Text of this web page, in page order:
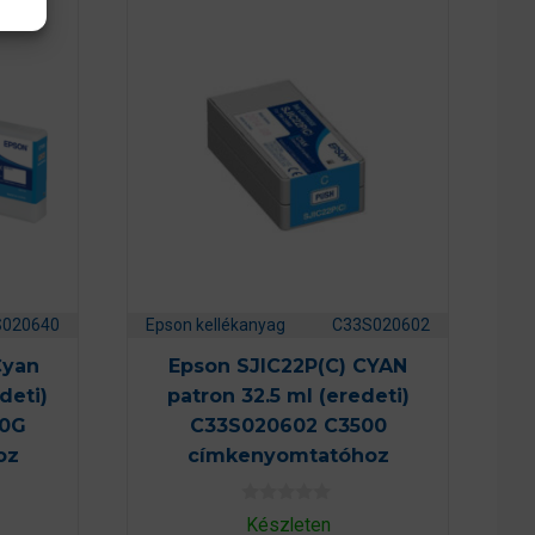
Epson kellékanyag C33S020602
Epson SJIC22P(C) CYAN
patron 32.5 ml (eredeti)
C33S020602 C3500
címkenyomtatóhoz
0Készleten